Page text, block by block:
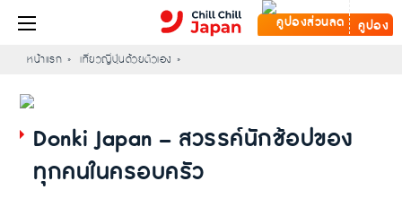
คูปอง
หน้าแรก เที่ยวญี่ปุ่นด้วยตัวเอง
Donki Japan – สวรรค์นักช้อปของ
ทุกคนในครอบครัว